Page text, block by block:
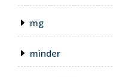
mg
minder